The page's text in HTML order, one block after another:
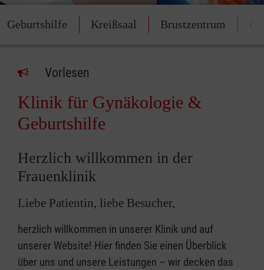
Geburtshilfe Kreißsaal Brustzentrum
Vorlesen
Klinik für Gynäkologie &
Geburtshilfe
Herzlich willkommen in der
Frauenklinik
Liebe Patientin, liebe Besucher,
herzlich willkommen in unserer Klinik und auf
unserer Website! Hier finden Sie einen Überblick
über uns und unsere Leistungen – wir decken das